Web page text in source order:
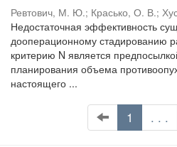
Ревтович, М. Ю.; Красько, О. В.;
Недостаточная эффективность
дооперационному стадированию
критерию N является
планирования объема
настоящего ...
1 . . .